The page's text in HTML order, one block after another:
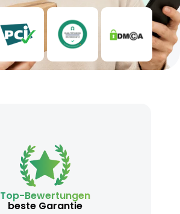
Top-Bewertungen
beste Garantie